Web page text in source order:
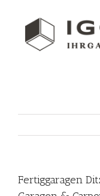
Fertiggaragen